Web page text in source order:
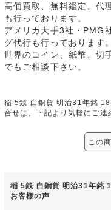
高価買取、無料鑑定、代
も行っております。
アメリカ大手3社・PMG
グ代行も行っております。
世界のコイン、紙幣、切
でもご相談下さい。
稲 5銭 白銅貨 明治31年銘
合せは、下記より気軽にご連
この
稲 5銭 白銅貨 明治31年銘
お客様の声